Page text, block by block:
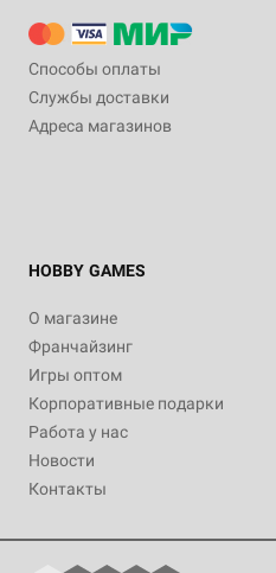
Способы оплаты
Службы доставки
Адреса магазинов
HOBBY GAMES
О магазине
Франчайзинг
Игры оптом
Корпоративные подарки
Работа у нас
Новости
Контакты